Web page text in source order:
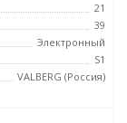
21
39
Электронный
S1
VALBERG (Россия)